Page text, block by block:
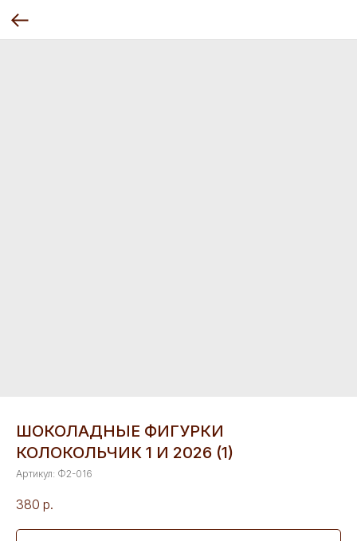
ШОКОЛАДНЫЕ ФИГУРКИ
КОЛОКОЛЬЧИК 1 И 2026 (1)
Артикул: Ф2-016
380 р.